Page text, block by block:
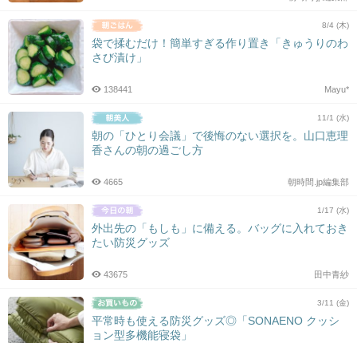
8/4 (木)
袋で揉むだけ！簡単すぎる作り置き「きゅうりのわ
さび漬け」
Mayu*
138441
11/1 (水)
朝の「ひとり会議」で後悔のない選択を。山口恵理
香さんの朝の過ごし方
朝時間.jp編集部
4665
1/17 (水)
外出先の「もしも」に備える。バッグに入れておき
たい防災グッズ
田中青紗
43675
3/11 (金)
平常時も使える防災グッズ◎「SONAENO クッシ
ョン型多機能寝袋」